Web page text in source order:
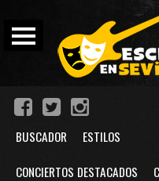
BUSCADOR ESTILOS
CONCIERTOS DESTACADOS